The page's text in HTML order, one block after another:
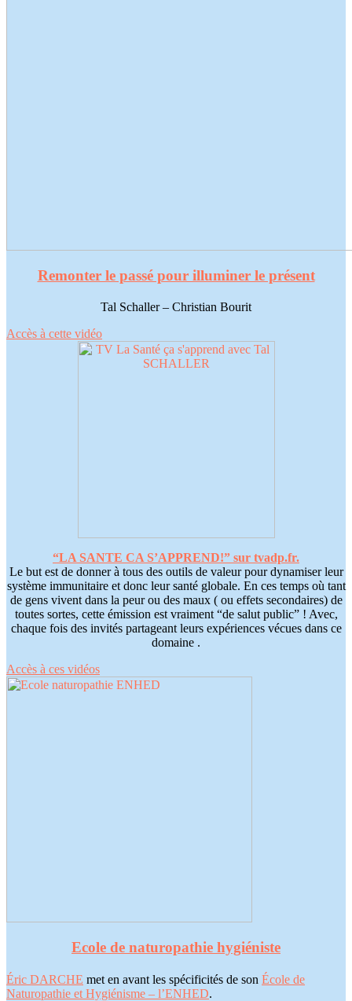
Remonter le passé pour illuminer le présent
Tal Schaller – Christian Bourit
Accès à cette vidéo
“LA SANTE CA S’APPREND!” sur tvadp.fr.
Le but est de donner à tous des outils de valeur pour dynamiser leur
système immunitaire et donc leur santé globale. En ces temps où tant
de gens vivent dans la peur ou des maux ( ou effets secondaires) de
toutes sortes, cette émission est vraiment “de salut public” ! Avec,
chaque fois des invités partageant leurs expériences vécues dans ce
domaine .
Accès à ces vidéos
Ecole de naturopathie hygiéniste
Éric DARCHE met en avant les spécificités de son École de
Naturopathie et Hygiénisme – l’ENHED.